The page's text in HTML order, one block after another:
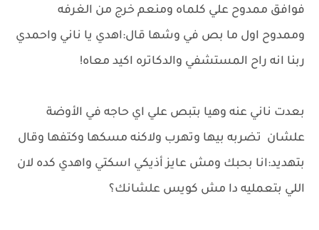
فوافق ممدوح علي كلماه ومنعم خرج من الغرفه
وممدوح اول ما بص في وشها قال:اهدي يا ناني واحمدي
ربنا انه راح المستشفي والدكاتره اكيد معاه!
بعدت ناني عنه وهيا بتبص علي اي حاجه في الأوضة
علشان تضربه بيها وتهرب ولاكنه مسكها وكتفها وقال
بتهديد:انا بحبك ومش عايز أذيكي اسكتي واهدي كده لان
اللي بتعمليه دا مش كويس علشانك؟